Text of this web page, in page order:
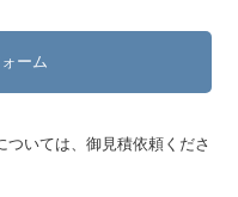
ーム
いては、御見積依頼くださ